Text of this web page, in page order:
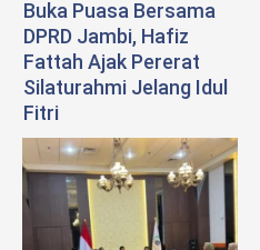
Buka Puasa Bersama
DPRD Jambi, Hafiz
Fattah Ajak Pererat
Silaturahmi Jelang Idul
Fitri